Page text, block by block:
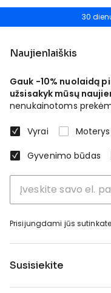
30
Naujienlaiškis
Gauk -10% nuolaidą
užsisakyk mūsų
nenukainotoms
Vyrai
Moterys
Gyvenimo būdas
Prisijungdami jūs
Susisiekite